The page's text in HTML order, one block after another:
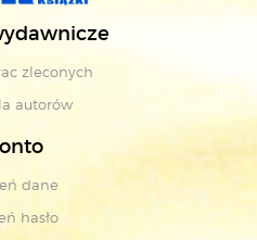
zleconych
autorów
dane
hasło